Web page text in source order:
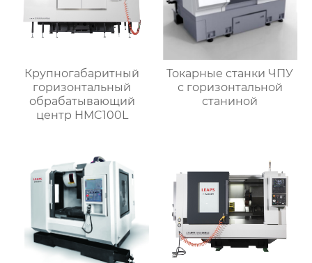
Крупногабаритный
горизонтальный
обрабатывающий
центр HMC100L
Токарные станки ЧПУ
с горизонтальной
станиной